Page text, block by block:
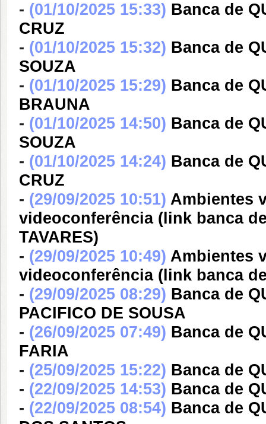
- (01/10/2025 15:33) Banca de
CRUZ
- (01/10/2025 15:32) Banca de
SOUZA
- (01/10/2025 15:29) Banca de
BRAUNA
- (01/10/2025 14:50) Banca de
SOUZA
- (01/10/2025 14:24) Banca de
CRUZ
- (29/09/2025 10:51) Ambientes
videoconferência (link banca
TAVARES)
- (29/09/2025 10:49) Ambientes
videoconferência (link banca
- (29/09/2025 08:29) Banca de
PACIFICO DE SOUSA
- (26/09/2025 07:49) Banca de
FARIA
- (25/09/2025 15:22) Banca de
- (22/09/2025 14:53) Banca de
- (22/09/2025 08:54) Banca de